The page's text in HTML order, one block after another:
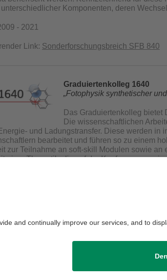
Komponenten, deren
- 2021
Link: Sonderforschungsbreich SFB 840
Graduiertenkolleg 1640
„Fotophysik synthetischer
Das Graduiertenkolleg bietet
Die wissenschaftlichen
und Ladungstransfer. Diese werden in
bearbeitet und führen so zu einem
zur Teilnahme an soft-skill Modulen sowie
einer Thematik, die auf der Konferenz von